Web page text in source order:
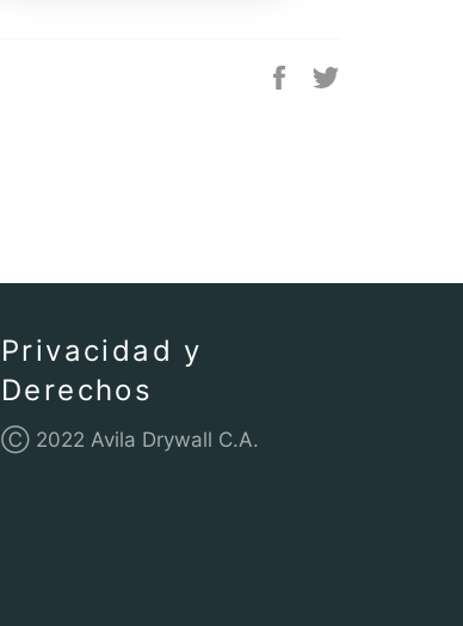
Compartir
Privacidad y
Derechos
Ⓒ 2022 Avila Drywall C.A.